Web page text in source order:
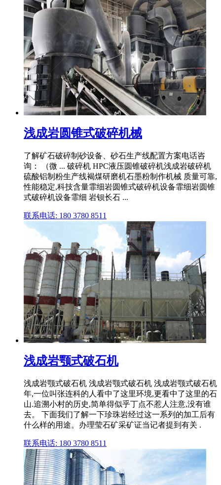
浅成岩圆锥式破碎机械
了解矿石破碎制砂设备、砂石生产线配置方案电话咨
询： （微 ... 破碎机 HPC液压圆锥破碎机浅成岩破碎机
硫酸铝制粉生产线褐煤研磨机石墨粉制作机械 质量可靠,
性能稳定,科技含量霏细岩圆锥式破碎机设备霏细岩圆锥
式破碎机设备霏细 岩钡长石 ...
联系电话: 180 3780 8511
浅成岩颚式破石机
浅成岩颚式破石机 浅成岩颚式破石机 浅成岩颚式破石机
年,一位叫张连科的人看中了这里环境,更看中了这里的石
山.追溯小村的历史,简单得似乎丁点不惹人注意,没有谁
去。 下面我们了解一下珍珠岩经过这一系列的加工后有
什么样的用途。办理莹石矿采矿证当记者提到有关 .
联系电话: 180 3780 8511